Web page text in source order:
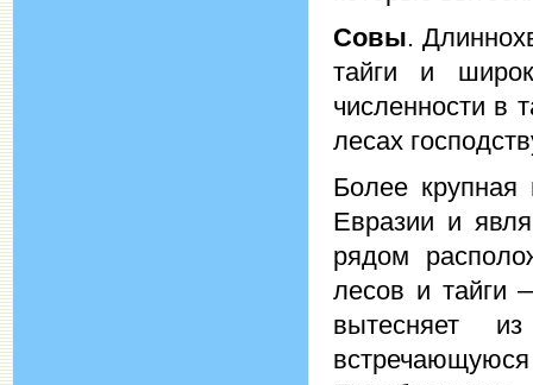
Совы.
тайги и
численности в
лесах
Более крупная
Евразии и
рядом
лесов и тайги
вытесняет
встречающуюся